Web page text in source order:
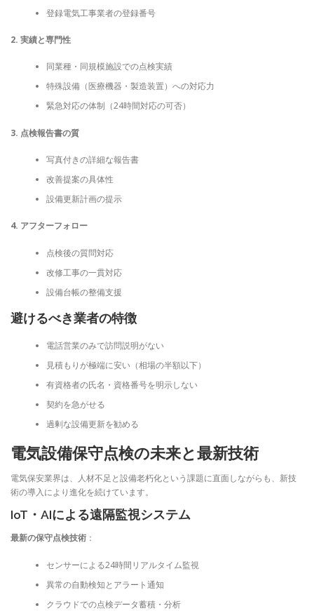
登録電気工事業者の登録番号
2. 実績と専門性
同業種・同規模施設での点検実績
特殊設備（医療機器・製造装置）への対応力
緊急対応の体制（24時間対応の可否）
3. 点検報告書の質
写真付きの詳細な報告書
改善提案の具体性
設備更新計画の提示
4. アフターフォロー
点検後の質問対応
改修工事の一貫対応
設備台帳の整備支援
避けるべき業者の特徴
電話営業のみで訪問説明がない
見積もりが極端に安い（相場の半額以下）
有資格者の氏名・資格番号を明示しない
契約を急がせる
過剰な設備更新を勧める
電気設備保守点検の未来と最新技術
電気保安業界は、人材不足と設備老朽化という課題に直面しながらも、新技
術の導入により進化を続けています。
IoT・AIによる遠隔監視システム
最新の保守点検技術 ：
センサーによる24時間リアルタイム監視
異常の自動検知とアラート通知
クラウドでの点検データ蓄積・分析